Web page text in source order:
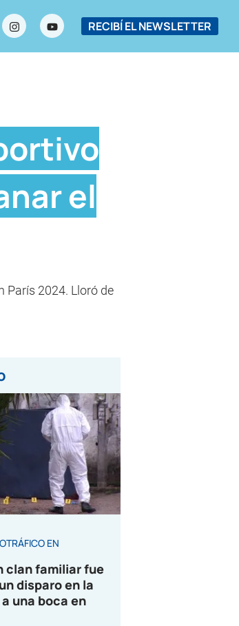
RECIBÍ EL NEWSLETTER
el
París 2024. Lloró de
EN
clan familiar fue
disparo en la
una boca en